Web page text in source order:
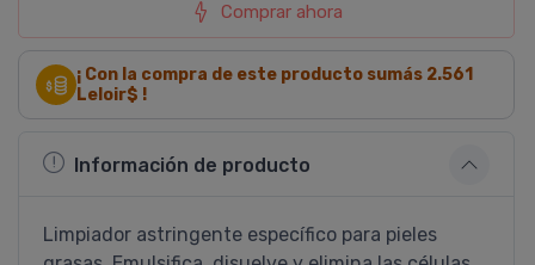
Comprar ahora
¡ Con la compra de este producto sumás 2.561
Leloir$ !
Información de producto
Limpiador astringente especí­fico para pieles